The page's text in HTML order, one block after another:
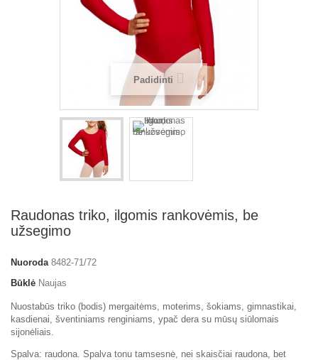
Padidinti
Raudonas triko, ilgomis rankovėmis, be
užsegimo
Nuoroda 8482-71/72
Būklė Naujas
Nuostabūs triko (bodis) mergaitėms, moterims, šokiams, gimnastikai,
kasdienai, šventiniams renginiams, ypač dera su mūsų siūlomais
sijonėliais.
Spalva: raudona. Spalva tonu tamsesnė, nei skaisčiai raudona, bet